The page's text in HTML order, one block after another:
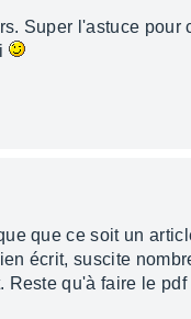
Super l'astuce pour
que ce soit un
écrit, suscite
Reste qu'à faire le pdf